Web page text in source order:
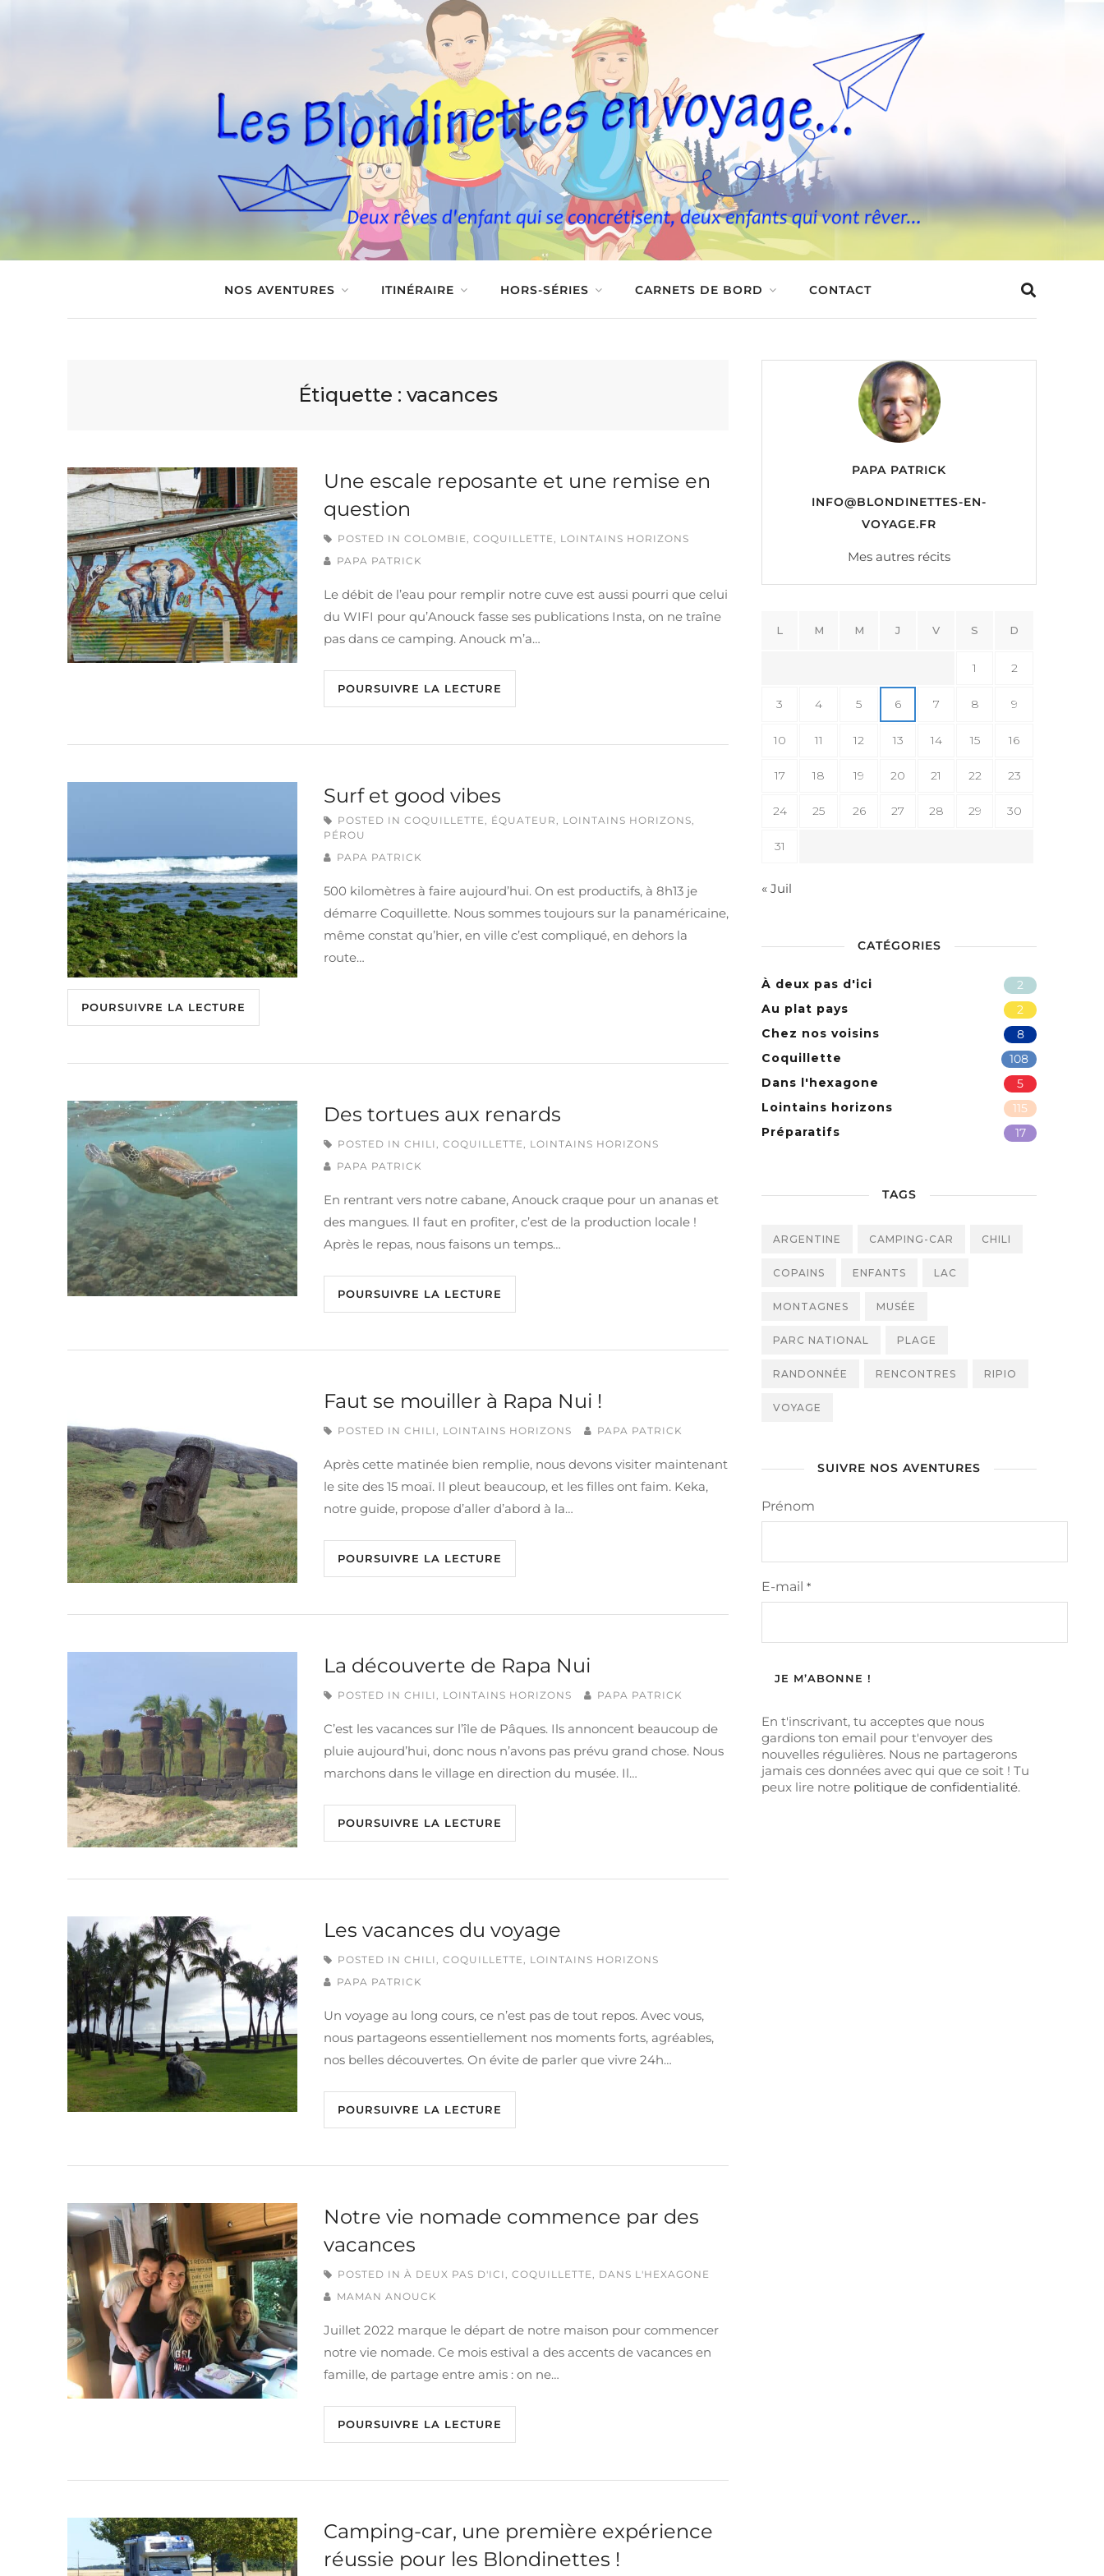
NOS AVENTURES ITINÉRAIRE HORS-SÉRIES CARNETS DE BORD CONTACT
Étiquette : vacances
Une escale reposante et une remise en
question
POSTED IN COLOMBIE, COQUILLETTE, LOINTAINS HORIZONS
PAPA PATRICK
Le débit de l’eau pour remplir notre cuve est aussi pourri que celui
du WIFI pour qu’Anouck fasse ses publications Insta, on ne traîne
pas dans ce camping. Anouck m’a…
POURSUIVRE LA LECTURE
Surf et good vibes
POSTED IN COQUILLETTE, ÉQUATEUR, LOINTAINS HORIZONS,
PÉROU
PAPA PATRICK
500 kilomètres à faire aujourd’hui. On est productifs, à 8h13 je
démarre Coquillette. Nous sommes toujours sur la panaméricaine,
même constat qu’hier, en ville c’est compliqué, en dehors la
route…
POURSUIVRE LA LECTURE
Des tortues aux renards
POSTED IN CHILI, COQUILLETTE, LOINTAINS HORIZONS
PAPA PATRICK
En rentrant vers notre cabane, Anouck craque pour un ananas et
des mangues. Il faut en profiter, c’est de la production locale !
Après le repas, nous faisons un temps…
POURSUIVRE LA LECTURE
Faut se mouiller à Rapa Nui !
POSTED IN CHILI, LOINTAINS HORIZONS PAPA PATRICK
Après cette matinée bien remplie, nous devons visiter maintenant
le site des 15 moaï. Il pleut beaucoup, et les filles ont faim. Keka,
notre guide, propose d’aller d’abord à la…
POURSUIVRE LA LECTURE
La découverte de Rapa Nui
POSTED IN CHILI, LOINTAINS HORIZONS PAPA PATRICK
C’est les vacances sur l’île de Pâques. Ils annoncent beaucoup de
pluie aujourd’hui, donc nous n’avons pas prévu grand chose. Nous
marchons dans le village en direction du musée. Il…
POURSUIVRE LA LECTURE
Les vacances du voyage
POSTED IN CHILI, COQUILLETTE, LOINTAINS HORIZONS
PAPA PATRICK
Un voyage au long cours, ce n’est pas de tout repos. Avec vous,
nous partageons essentiellement nos moments forts, agréables,
nos belles découvertes. On évite de parler que vivre 24h…
POURSUIVRE LA LECTURE
Notre vie nomade commence par des
vacances
POSTED IN À DEUX PAS D'ICI, COQUILLETTE, DANS L'HEXAGONE
MAMAN ANOUCK
Juillet 2022 marque le départ de notre maison pour commencer
notre vie nomade. Ce mois estival a des accents de vacances en
famille, de partage entre amis : on ne…
POURSUIVRE LA LECTURE
Camping-car, une première expérience
réussie pour les Blondinettes !
PAPA PATRICK
INFO@BLONDINETTES-EN-
VOYAGE.FR
Mes autres récits
L M M J V S D
1 2
3 4 5 6 7 8 9
10 11 12 13 14 15 16
17 18 19 20 21 22 23
24 25 26 27 28 29 30
31
« Juil
CATÉGORIES
2
À deux pas d'ici
2
Au plat pays
8
Chez nos voisins
108
Coquillette
5
Dans l'hexagone
115
Lointains horizons
17
Préparatifs
TAGS
ARGENTINE CAMPING-CAR CHILI
COPAINS ENFANTS LAC
MONTAGNES MUSÉE
PARC NATIONAL PLAGE
RANDONNÉE RENCONTRES RIPIO
VOYAGE
SUIVRE NOS AVENTURES
Prénom
E-mail *
En t'inscrivant, tu acceptes que nous
gardions ton email pour t'envoyer des
nouvelles régulières. Nous ne partagerons
jamais ces données avec qui que ce soit ! Tu
peux lire notre politique de confidentialité.